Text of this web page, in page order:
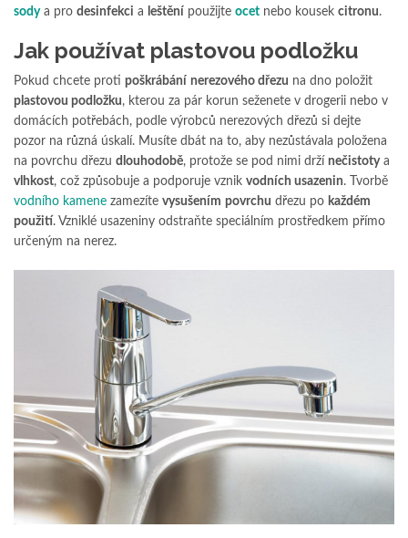
sodya pro desinfekci a leštění použijte ocet nebo kousek citronu.
Jak používat plastovou podložku
Pokud chcete proti poškrábání nerezového dřezu na dno položit
plastovou podložku, kterou za pár korun seženete v drogerii nebo v
domácích potřebách, podle výrobců nerezových dřezů si dejte
pozor na různá úskalí. Musíte dbát na to, aby nezůstávala položena
na povrchu dřezu dlouhodobě, protože se pod nimi drží nečistotya
vlhkost, což způsobuje a podporuje vznik vodních usazenin. Tvorbě
vodního kamene zamezíte vysušením povrchu dřezu po každém
použití. Vzniklé usazeniny odstraňte speciálním prostředkem přímo
určeným na nerez.